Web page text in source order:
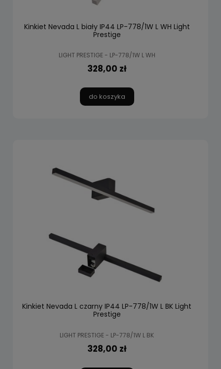
Kinkiet Nevada L biały IP44 LP-778/1W L WH Light
Prestige
LIGHT PRESTIGE - LP-778/1W L WH
328,00 zł
do koszyka
Kinkiet Nevada L czarny IP44 LP-778/1W L BK Light
Prestige
LIGHT PRESTIGE - LP-778/1W L BK
328,00 zł